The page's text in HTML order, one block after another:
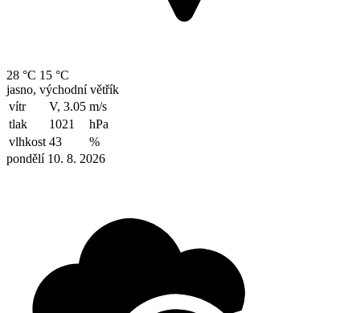
28 °C 15 °C
jasno, východní větřík
vítr
V, 3.05 m/s
tlak
1021
hPa
vlhkost 43
%
pondělí 10. 8. 2026